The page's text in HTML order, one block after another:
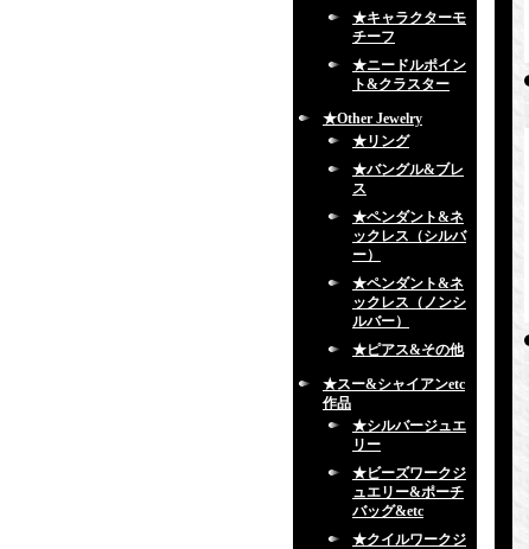
★キャラクターモ
チーフ
★ニードルポイン
ト&クラスター
★Other Jewelry
★リング
★バングル&ブレ
ス
★ペンダント&ネ
ックレス（シルバ
ー）
★ペンダント&ネ
ックレス（ノンシ
ルバー）
★ピアス&その他
★スー&シャイアンetc
作品
★シルバージュエ
リー
★ビーズワークジ
ュエリー&ポーチ
バッグ&etc
★クイルワークジ